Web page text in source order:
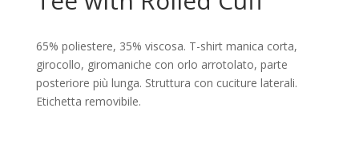
65% poliestere, 35% viscosa. T-shirt manica corta,
girocollo, giromaniche con orlo arrotolato, parte
posteriore più lunga. Struttura con cuciture laterali.
Etichetta removibile.